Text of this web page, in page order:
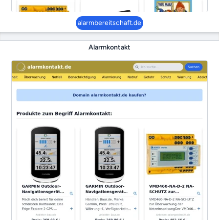
alarmbereitschaft.de
Alarmkontakt